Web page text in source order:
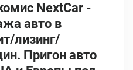
NextCar -
авто в
лизинг/
Пригон авто